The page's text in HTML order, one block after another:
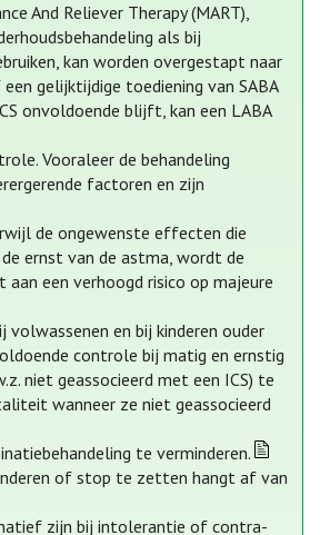
And Reliever Therapy (MART),
als bij
kan worden overgestapt naar
gelijktijdige toediening van SABA
onvoldoende blijft, kan een LABA
Vooraleer de behandeling
factoren en zijn
de ongewenste effecten die
ernst van de astma, wordt de
aan een verhoogd risico op majeure
en bij kinderen ouder
controle bij matig en ernstig
niet geassocieerd met een ICS) te
wanneer ze niet geassocieerd
te verminderen.
of stop te zetten hangt af van
zijn bij intolerantie of contra-